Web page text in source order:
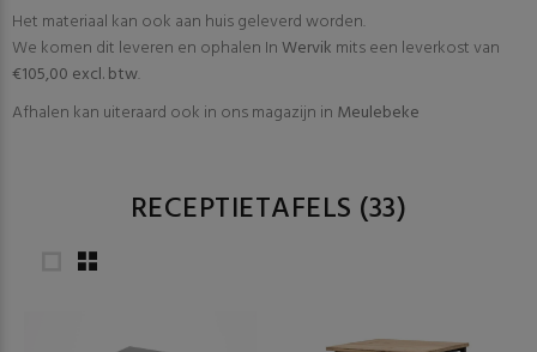
Het materiaal kan ook aan huis geleverd worden.
We komen dit leveren en ophalen InWervik mits een leverkost van
€105,00 excl. btw.
Afhalen kan uiteraard ook in ons magazijn in Meulebeke
RECEPTIETAFELS (33)